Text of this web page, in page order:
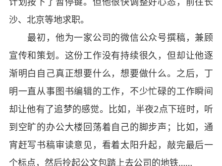
沙、北京等地求职。
最初，他为一家公司的微信公众号撰稿，兼顾
宣传和策划。这份工作没有持续很久，但却让他逐
渐明白自己真正想要什么，想要做什么。之后，丁
明一直从事图书编辑的工作，不少忙碌的工作瞬间
却让他有了追梦的感觉。比如，半夜2点下班时，听
到空旷的办公大楼回荡着自己的脚步声；比如，通
宵赶写书稿审读意见，看着太阳升起，敲完最后一
个标点，然后拎起公文包踏上去公司的地铁……